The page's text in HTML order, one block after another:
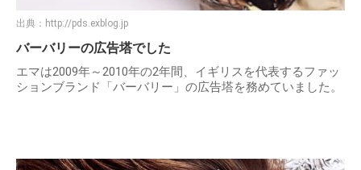
出典： http://pds.exblog.jp
バーバリーの広告塔でした
エマは2009年～2010年の2年間、イギリスを代表するファッ
ションブランド「バーバリー」の広告塔を務めていました。